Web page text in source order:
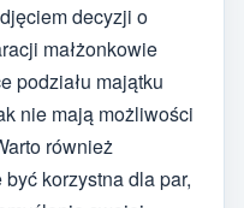
decyzji o
małżonkowie
podziału majątku
nie mają możliwości
również
korzystna dla par,